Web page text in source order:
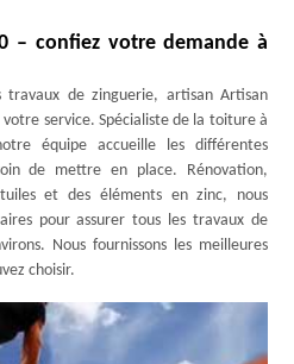
– confiez votre demande à
de zinguerie, artisan Artisan
service. Spécialiste de la toiture à
équipe accueille les différentes
de mettre en place. Rénovation,
et des éléments en zinc, nous
pour assurer tous les travaux de
Nous fournissons les meilleures
choisir.